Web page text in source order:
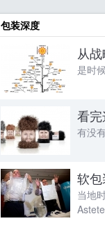
包装深度
从
是时
看
有没
软
当地